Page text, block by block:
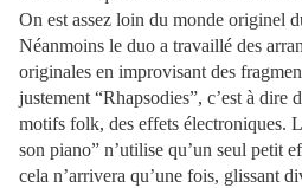
On est assez loin du monde originel
Néanmoins le duo a travaillé des
originales en improvisant des
justement “Rhapsodies”, c’est à dire
motifs folk, des effets électroniques.
son piano” n’utilise qu’un seul petit
cela n’arrivera qu’une fois, glissant